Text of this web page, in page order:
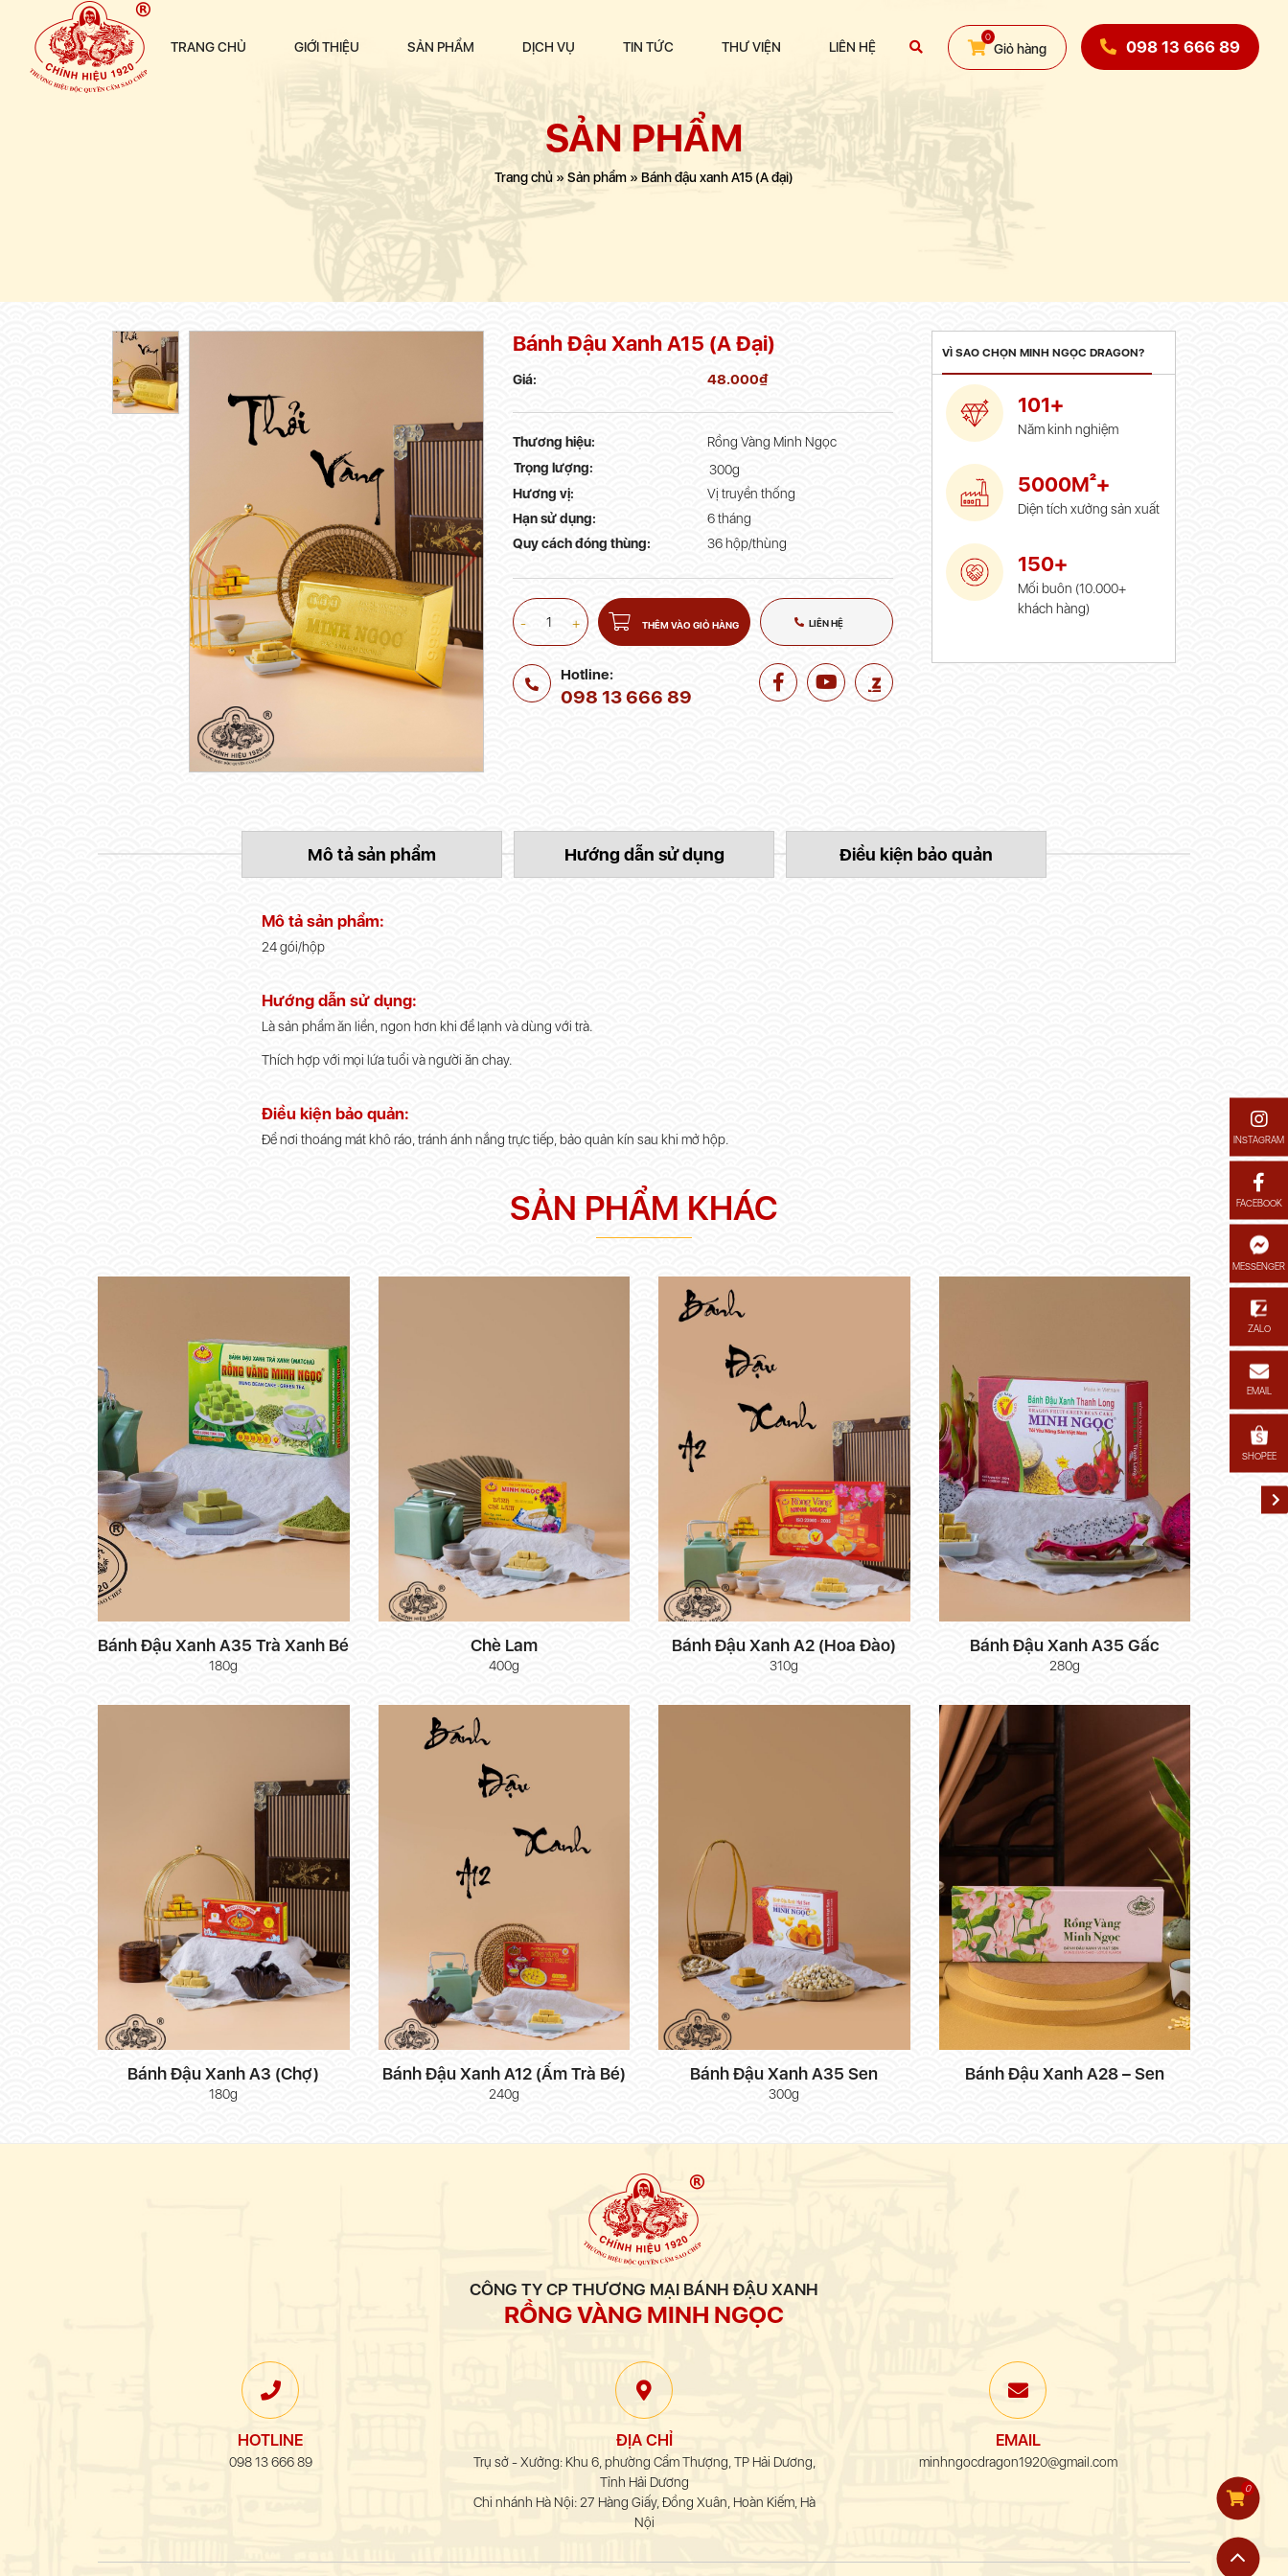
TRANG CHỦ GIỚI THIỆU SẢN PHẨM DỊCH VỤ TIN TỨC THƯ VIỆN LIÊN HỆ
0
Giỏ hàng 098 13 666 89
SẢN PHẨM
Trang chủ » Sản phẩm » Bánh đậu xanh A15 (A đại)
Bánh Đậu Xanh A15 (A Đại)
Giá: 48.000₫
Thương hiệu:
Rồng Vàng Minh Ngọc
Trọng lượng:
300g
Hương vị:
Vị truyền thống
Hạn sử dụng:
6 tháng
Quy cách đóng thùng:
36 hộp/thùng
- + THÊM VÀO GIỎ HÀNG LIÊN HỆ
Hotline:
098 13 666 89
VÌ SAO CHỌN MINH NGỌC DRAGON?
101+
Năm kinh nghiệm
5000M²+
Diện tích xưởng sản xuất
150+
Mối buôn (10.000+
khách hàng)
Mô tả sản phẩm Hướng dẫn sử dụng Điều kiện bảo quản
Mô tả sản phẩm:
24 gói/hộp
Hướng dẫn sử dụng:
Là sản phẩm ăn liền, ngon hơn khi để lạnh và dùng với trà.
Thích hợp với mọi lứa tuổi và người ăn chay.
Điều kiện bảo quản:
Để nơi thoáng mát khô ráo, tránh ánh nắng trực tiếp, bảo quản kín sau khi mở hộp.
SẢN PHẨM KHÁC
Bánh Đậu Xanh A35 Trà Xanh Bé
180g
Chè Lam
400g
Bánh Đậu Xanh A2 (Hoa Đào)
310g
Bánh Đậu Xanh A35 Gấc
280g
Bánh Đậu Xanh A3 (Chợ)
180g
Bánh Đậu Xanh A12 (Ấm Trà Bé)
240g
Bánh Đậu Xanh A35 Sen
300g
Bánh Đậu Xanh A28 – Sen
CÔNG TY CP THƯƠNG MẠI BÁNH ĐẬU XANH
RỒNG VÀNG MINH NGỌC
HOTLINE
098 13 666 89
ĐỊA CHỈ
Trụ sở - Xưởng: Khu 6, phường Cẩm Thượng, TP Hải Dương,
Tỉnh Hải Dương
Chi nhánh Hà Nội: 27 Hàng Giấy, Đồng Xuân, Hoàn Kiếm, Hà
Nội
EMAIL
minhngocdragon1920@gmail.com
0
INSTAGRAM
FACEBOOK
MESSENGER
ZALO
EMAIL
SHOPEE